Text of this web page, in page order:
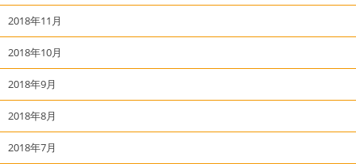
2018年11月
2018年10月
2018年9月
2018年8月
2018年7月